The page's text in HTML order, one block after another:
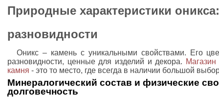
Природные характеристики
разновидности
Оникс – камень с уникальными свойствами. Его
разновидности, ценные для изделий и декора.
камня - это то место, где всегда в наличии большой
Минералогический состав и физические
долговечность